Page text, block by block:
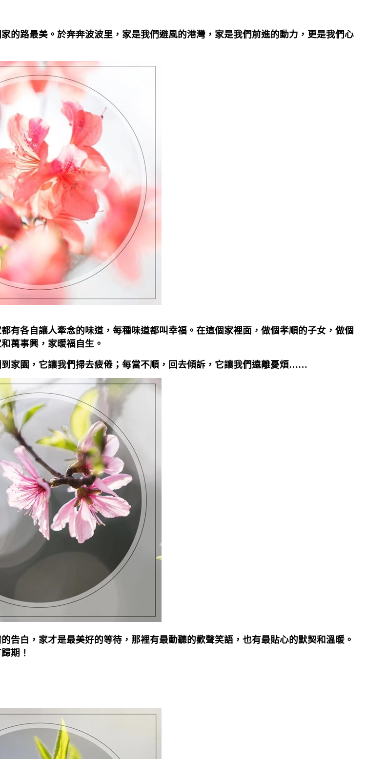
的路最美。於奔奔波波里，家是我們避風的港灣，家是我們前進的動力，更是我們心
有各自讓人牽念的味道，每種味道都叫幸福。在這個家裡面，做個孝順的子女，做個
萬事興，家暖福自生。
家園，它讓我們掃去疲倦；每當不順，回去傾訴，它讓我們遠離憂煩……
告白，家才是最美好的等待，那裡有最動聽的歡聲笑語，也有最貼心的默契和溫暖。
期！